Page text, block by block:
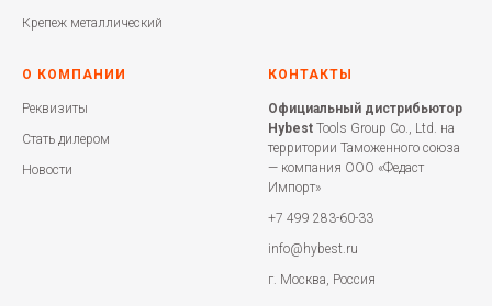
Крепеж металлический
О КОМПАНИИ
Реквизиты
Стать дилером
Новости
КОНТАКТЫ
Официальный дистрибьютор
Hybest Tools Group Co., Ltd. на
территории Таможенного союза
— компания ООО «Федаст
Импорт»
+7 499 283-60-33
info@hybest.ru
г. Москва, Россия